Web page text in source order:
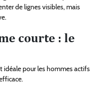
de lignes visibles, mais
courte : le
idéale pour les hommes actifs